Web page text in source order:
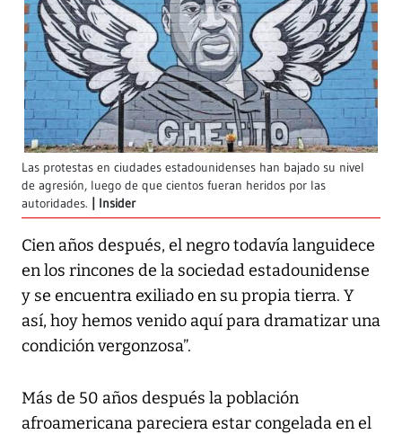
Las protestas en ciudades estadounidenses han bajado su nivel
de agresión, luego de que cientos fueran heridos por las
autoridades.
Insider
Cien años después, el negro todavía languidece
en los rincones de la sociedad estadounidense
y se encuentra exiliado en su propia tierra. Y
así, hoy hemos venido aquí para dramatizar una
condición vergonzosa”.
Más de 50 años después la población
afroamericana pareciera estar congelada en el